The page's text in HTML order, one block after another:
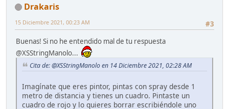
Drakaris
#3
15 Diciembre 2021, 00:23 AM
Buenas! Si no he entendido mal de tu respuesta
@XSStringManolo...
Cita de: @XSStringManolo en 14 Diciembre 2021, 02:28 AM
Imagínate que eres pintor, pintas con spray desde 1
metro de distancia y tienes un cuadro. Pintaste un
cuadro de rojo y lo quieres borrar escribiéndole uno